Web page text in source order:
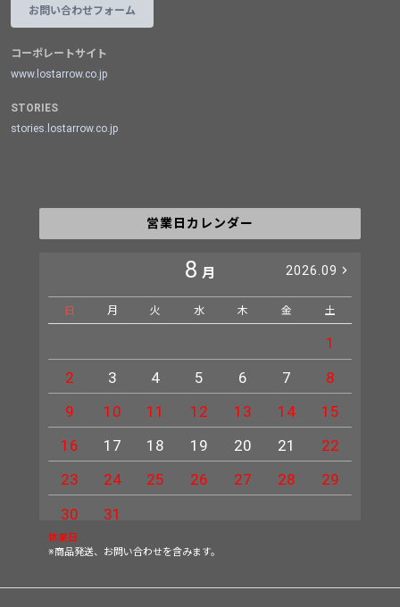
お問い合わせフォーム
コーポレートサイト
www.lostarrow.co.jp
STORIES
stories.lostarrow.co.jp
営業日カレンダー
8 月 2026.09
日 月 火 水 木 金 土
1
2
3 4 5 6 7
8
9
10 11 12 13 14
15
16
17 18 19 20 21
22
23
24 25 26 27 28
29
30
31
休業日
※商品発送、お問い合わせを含みます。